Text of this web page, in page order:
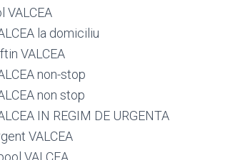
VALCEA
la domiciliu
VALCEA
non-stop
non stop
IN REGIM DE URGENTA
VALCEA
VALCEA